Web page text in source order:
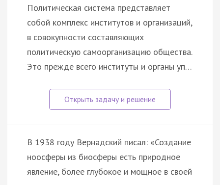
Политическая система представляет
собой комплекс институтов и организаций,
в совокупности составляющих
политическую самоорганизацию общества.
Это прежде всего институты и органы уп…
В 1938 году Вернадский писал: «Создание
ноосферы из биосферы есть природное
явление, более глубокое и мощное в своей